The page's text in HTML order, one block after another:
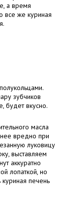
а время
все же куриная
зубчиков
будет вкусно.
масла
вредно при
луковицу
выставляем
аккуратно
лопаткой, но
печень